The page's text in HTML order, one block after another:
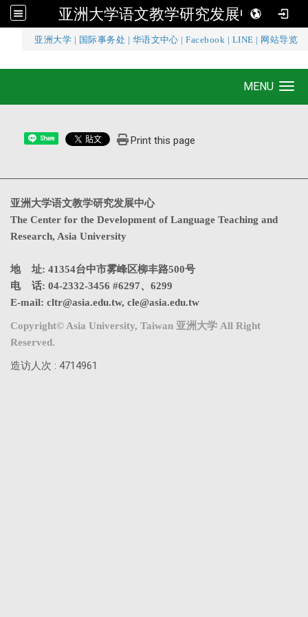
亚洲大学语文教学研究发展中心
亚洲大学 国际事务处 华语文中心 |Facebook LINE 网站导览
亚洲大学语文教学研究发展中心
MENU
Share Print this page
亚洲大学语文教学研究发展中心
The Center for the Development of Language Teaching and
Research, Asia University
地 址: 41354台中市雾峰区柳丰路500号
电 话: 04-2332-3456 #6297、6299
E-mail: cltr@asia.edu.tw, cle@asia.edu.tw
Copyright© Asia University, Taiwan 亚洲大学 All Right
Reserved.
造访人次 : 4714961